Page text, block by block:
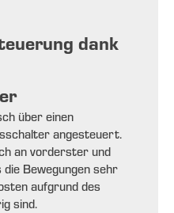
dank
über einen
angesteuert.
an vorderster und
Bewegungen sehr
aufgrund des
sind.